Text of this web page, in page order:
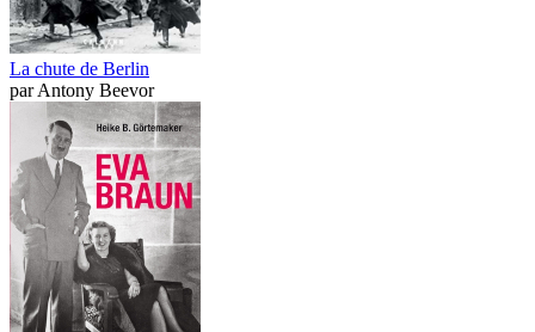
La chute de Berlin
parAntony Beevor